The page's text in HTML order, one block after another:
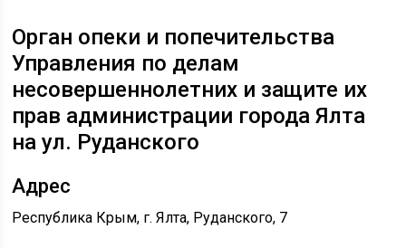
Орган опеки и попечительства
Управления по делам
несовершеннолетних и защите их
прав администрации города Ялта
на ул. Руданского
Адрес
Республика Крым, г. Ялта, Руданского, 7